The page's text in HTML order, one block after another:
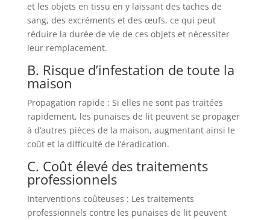
et les objets en tissu en y laissant des taches de
sang, des excréments et des œufs, ce qui peut
réduire la durée de vie de ces objets et nécessiter
leur remplacement.
B. Risque d’infestation de toute la
maison
Propagation rapide : Si elles ne sont pas traitées
rapidement, les punaises de lit peuvent se propager
à d’autres pièces de la maison, augmentant ainsi le
coût et la difficulté de l’éradication.
C. Coût élevé des traitements
professionnels
Interventions coûteuses : Les traitements
professionnels contre les punaises de lit peuvent